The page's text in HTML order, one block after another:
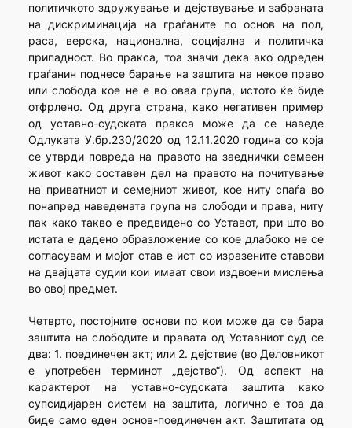
политичкото здружување и дејствување и забраната
на дискриминација на граѓаните по основ на пол,
раса, верска, национална, социјална и политичка
припадност. Во пракса, тоа значи дека ако одреден
граѓанин поднесе барање на заштита на некое право
или слобода кое не е во оваа група, истото ќе биде
отфрлено. Од друга страна, како негативен пример
од уставно-судската пракса може да се наведе
Одлуката У.бр.230/2020 од 12.11.2020 година со која
се утврди повреда на правото на заеднички семеен
живот како составен дел на правото на почитување
на приватниот и семејниот живот, кое ниту спаѓа во
понапред наведената група на слободи и права, ниту
пак како такво е предвидено со Уставот, при што во
истата е дадено образложение со кое длабоко не се
согласувам и мојот став е ист со изразените ставови
на двајцата судии кои имаат свои издвоени мислења
во овој предмет.
Четврто, постојните основи по кои може да се бара
заштита на слободите и правата од Уставниот суд се
два: 1. поединечен акт; или 2. дејствие (во Деловникот
е употребен терминот „дејство“). Од аспект на
карактерот на уставно-судската заштита како
супсидијарен систем на заштита, логично е тоа да
биде само еден основ-поединечен акт. Заштитата од